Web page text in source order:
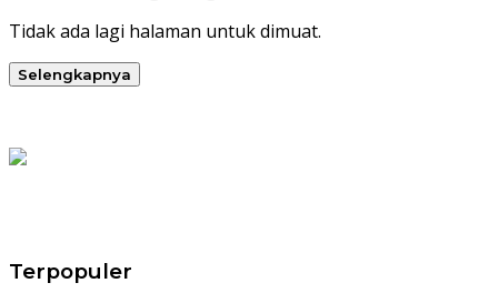
Tidak ada lagi halaman untuk dimuat.
Selengkapnya
Terpopuler